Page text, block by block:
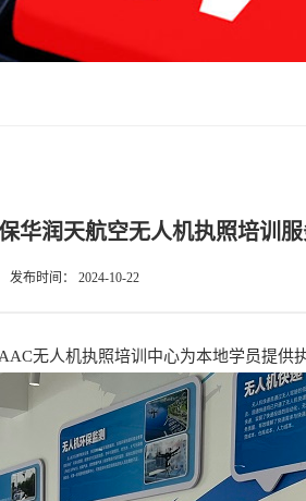
华润天航空无人机执照培训
发布时间： 2024-10-22
无人机执照培训中心为本地学员提供